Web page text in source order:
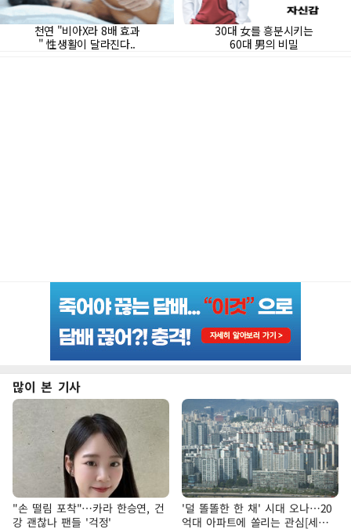
많이 본 기사
"손 떨림 포착"…카라 한승연, 건
강 괜찮나 팬들 '걱정'
'덜 똘똘한 한 채' 시대 오나…20
억대 아파트에 쏠리는 관심[세제